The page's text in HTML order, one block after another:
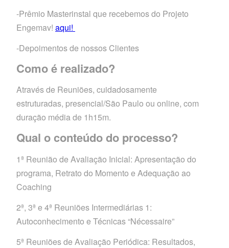
-Prêmio Masterinstal que recebemos do Projeto
Engemav! aqui!
-Depoimentos de nossos Clientes
Como é realizado?
Através de Reuniões, cuidadosamente
estruturadas, presencial/São Paulo ou online, com
duração média de 1h15m.
Qual o conteúdo do processo?
1ª Reunião de Avaliação Inicial: Apresentação do
programa, Retrato do Momento e Adequação ao
Coaching
2ª, 3ª e 4ª Reuniões Intermediárias 1:
Autoconhecimento e Técnicas “Nécessaire”
5ª Reuniões de Avaliação Periódica: Resultados,